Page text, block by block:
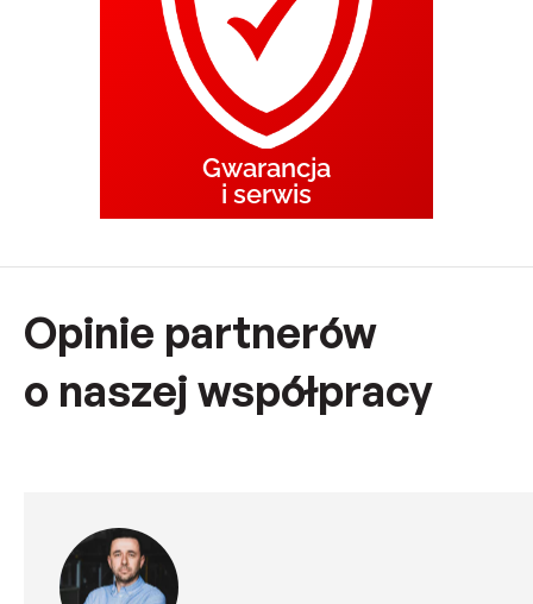
Gwarancja
i serwis
Opinie partnerów
o naszej współpracy